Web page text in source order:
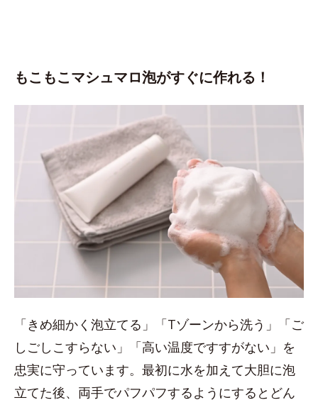
もこもこマシュマロ泡がすぐに作れる！
「きめ細かく泡立てる」「Tゾーンから洗う」「ご
しごしこすらない」「高い温度ですすがない」を
忠実に守っています。最初に水を加えて大胆に泡
立てた後、両手でパフパフするようにするとどん